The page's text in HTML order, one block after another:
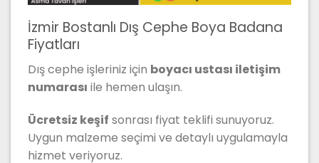
İzmir Bostanlı Dış Cephe Boya Badana
Fiyatları
Dış cephe işleriniz için boyacı ustası iletişim
numarası ile hemen ulaşın.
Ücretsiz keşif sonrası fiyat teklifi sunuyoruz.
Uygun malzeme seçimi ve detaylı uygulamayla
hizmet veriyoruz.